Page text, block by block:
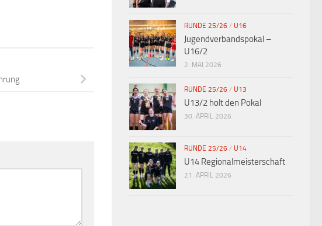
RUNDE 25/26 / U16
Jugendverbandspokal –
U16/2
2. MAI 2026
RUNDE 25/26 / U13
U13/2 holt den Pokal
30. APRIL 2026
RUNDE 25/26 / U14
U14 Regionalmeisterschaft
21. APRIL 2026